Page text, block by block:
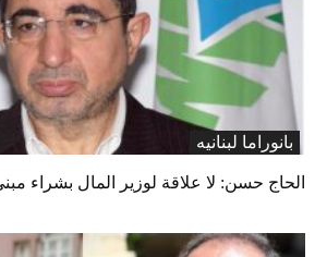
بانوراما لبنانیه
الحاج حسن: لا علاقة لوزير المال بشراء